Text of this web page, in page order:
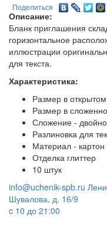
Поделиться
Описание:
Бланк приглашения
горизонтальное
иллюстрации
для текста.
Характеристика:
Размер в
Размер в
Сложение -
Разлиновка для
Материал - картон
Отделка глиттер
10 штук
info@uchenik-spb.ru
Шувалова, д. 16/9
c 10 до 21:00